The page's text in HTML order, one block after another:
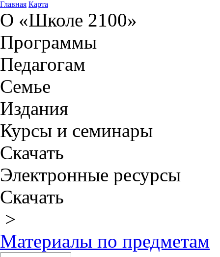
Главная Карта
О «Школе 2100»
Программы
Педагогам
Семье
Издания
Курсы и семинары
Скачать
Электронные ресурсы
Скачать
>
Материалы по предметам